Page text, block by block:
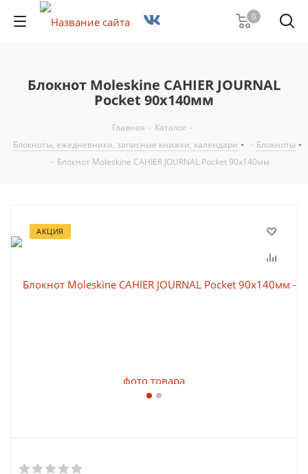
0
Блокнот Moleskine CAHIER JOURNAL
Pocket 90x140мм
Главная - Каталог -
Блокноты, ежедневники, записные книжки, календари
- Блокноты
- Блокнот Moleskine CAHIER JOURNAL Pocket 90x140мм
АКЦИЯ